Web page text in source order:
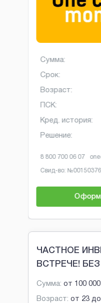
Сумма:
Срок:
Возраст:
ПСК:
Кред. история:
Решение:
8 800 700 06 07
Свид-во: №
Brobaza -
ЧАСТНОЕ
ВСТРЕЧЕ!
Сумма: от 100 000
Возраст: от 23 до